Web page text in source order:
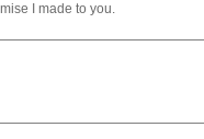
I made to you.